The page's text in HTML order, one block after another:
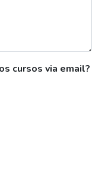
cursos via email?